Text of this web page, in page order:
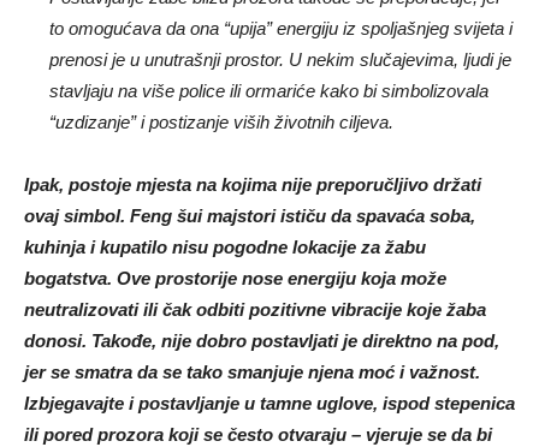
to omogućava da ona “upija” energiju iz spoljašnjeg svijeta i
prenosi je u unutrašnji prostor. U nekim slučajevima, ljudi je
stavljaju na više police ili ormariće kako bi simbolizovala
“uzdizanje” i postizanje viših životnih ciljeva.
Ipak, postoje mjesta na kojima nije preporučljivo držati
ovaj simbol. Feng šui majstori ističu da spavaća soba,
kuhinja i kupatilo nisu pogodne lokacije za žabu
bogatstva. Ove prostorije nose energiju koja može
neutralizovati ili čak odbiti pozitivne vibracije koje žaba
donosi. Takođe, nije dobro postavljati je direktno na pod,
jer se smatra da se tako smanjuje njena moć i važnost.
Izbjegavajte i postavljanje u tamne uglove, ispod stepenica
ili pored prozora koji se često otvaraju – vjeruje se da bi